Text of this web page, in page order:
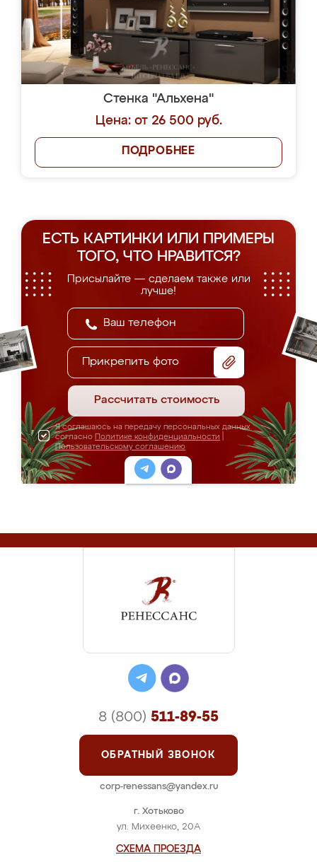
Стенка "Альхена"
Цена: от 26 500 руб.
ПОДРОБНЕЕ
ЕСТЬ КАРТИНКИ ИЛИ ПРИМЕРЫ
ТОГО, ЧТО НРАВИТСЯ?
Присылайте — сделаем также или
лучше!
Прикрепить фото
Рассчитать стоимость
Я соглашаюсь на передачу персональных данных
согласно Политике конфиденциальности
Пользовательскому соглашению
г. Хотьково
ул. Михеенко, 20А
СХЕМА ПРОЕЗДА
8 (800) 511-89-55
ОБРАТНЫЙ ЗВОНОК
corp-renessans@yandex.ru